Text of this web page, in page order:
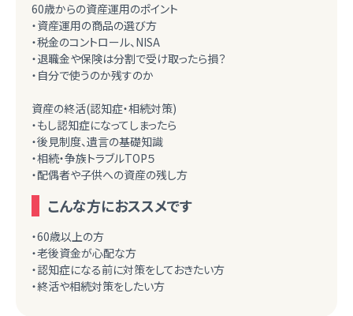
60歳からの資産運用のポイント
・資産運用の商品の選び方
・税金のコントロール、NISA
・退職金や保険は分割で受け取ったら損？
・自分で使うのか残すのか
資産の終活(認知症・相続対策)
・もし認知症になってしまったら
・後見制度、遺言の基礎知識
・相続・争族トラブルTOP５
・配偶者や子供への資産の残し方
こんな方におススメです
・60歳以上の方
・老後資金が心配な方
・認知症になる前に対策をしておきたい方
・終活や相続対策をしたい方